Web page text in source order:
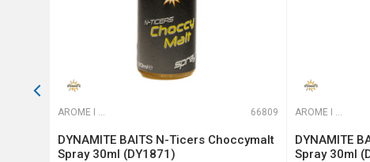
AROME I ADITIVI 66809
DYNAMITE BAITS N-Ticers Choccymalt
Spray 30ml (DY1871)
AROME I ADITIVI
DYNAMITE
Spray 30ml